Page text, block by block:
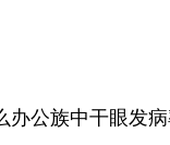
公族中干眼发